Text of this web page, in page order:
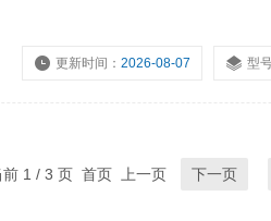
更新时间：2026-08-07 型
前 1 / 3 页 首页 上一页 下一页